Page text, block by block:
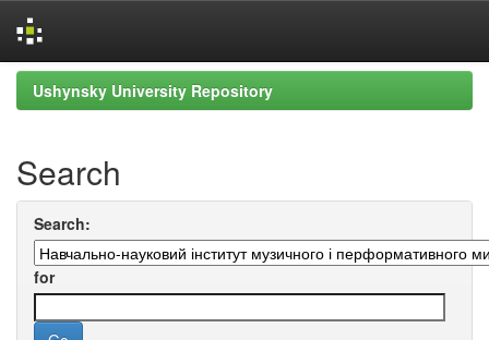
Skip
navigation
Ushynsky University Repository
Search
Search:
for